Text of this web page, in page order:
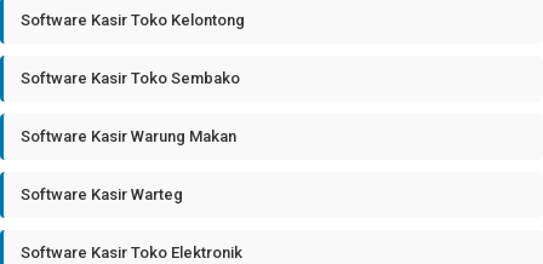
Software Kasir Toko Kelontong
Software Kasir Toko Sembako
Software Kasir Warung Makan
Software Kasir Warteg
Software Kasir Toko Elektronik